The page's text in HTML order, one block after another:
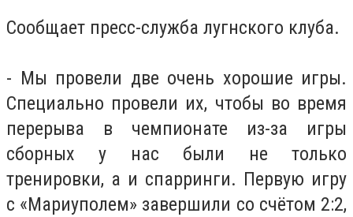
Сообщает пресс-служба лугнского клуба.
- Мы провели две очень хорошие игры.
Специально провели их, чтобы во время
перерыва в чемпионате из-за игры
сборных у нас были не только
тренировки, а и спарринги. Первую игру
с «Мариуполем» завершили со счётом 2:2,